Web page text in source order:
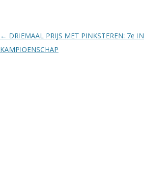
Berichtnavigatie
← DRIEMAAL PRIJS MET PINKSTEREN: 7e IN
KAMPIOENSCHAP